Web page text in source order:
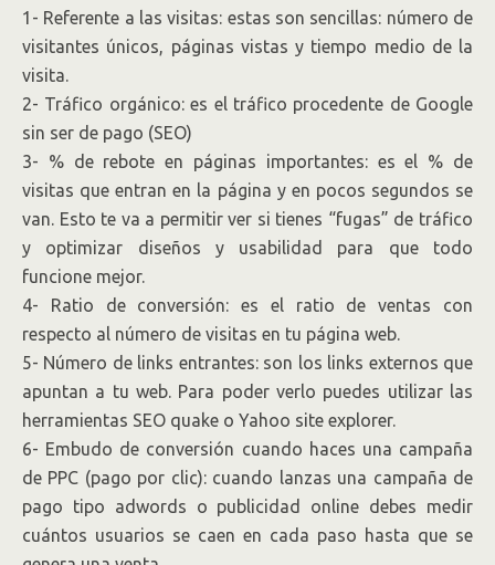
1- Referente a las visitas: estas son sencillas: número de
visitantes únicos, páginas vistas y tiempo medio de la
visita.
2- Tráfico orgánico: es el tráfico procedente de Google
sin ser de pago (SEO)
3- % de rebote en páginas importantes: es el % de
visitas que entran en la página y en pocos segundos se
van. Esto te va a permitir ver si tienes “fugas” de tráfico
y optimizar diseños y usabilidad para que todo
funcione mejor.
4- Ratio de conversión: es el ratio de ventas con
respecto al número de visitas en tu página web.
5- Número de links entrantes: son los links externos que
apuntan a tu web. Para poder verlo puedes utilizar las
herramientas SEO quake o Yahoo site explorer.
6- Embudo de conversión cuando haces una campaña
de PPC (pago por clic): cuando lanzas una campaña de
pago tipo adwords o publicidad online debes medir
cuántos usuarios se caen en cada paso hasta que se